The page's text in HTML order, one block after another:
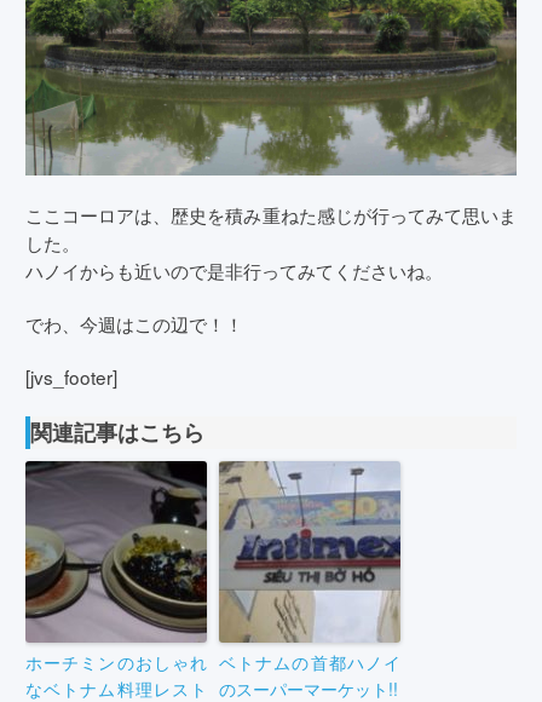
ここコーロアは、歴史を積み重ねた感じが行ってみて思いま
した。
ハノイからも近いので是非行ってみてくださいね。
でわ、今週はこの辺で！！
[jvs_footer]
関連記事はこちら
ホーチミンのおしゃれ
なベトナム料理レスト
ベトナムの首都ハノイ
のスーパーマーケット!!